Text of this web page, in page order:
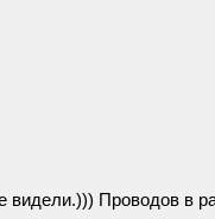
видели.))) Проводов в